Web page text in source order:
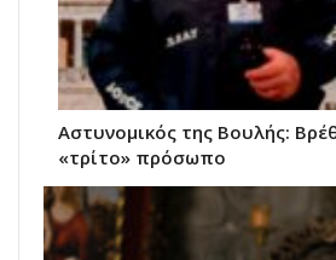
Αστυνομικός της Βουλής:
«τρίτο» πρόσωπο